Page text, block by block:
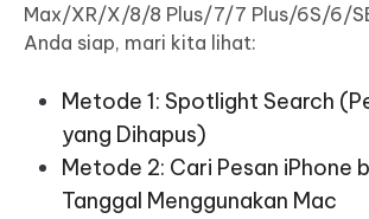
Max/XR/X/8/8 Plus/7/7 Plus/6S/6/
Anda siap, mari kita lihat:
Metode 1: Spotlight Search
yang Dihapus)
Metode 2: Cari Pesan iPhone
Tanggal Menggunakan Mac